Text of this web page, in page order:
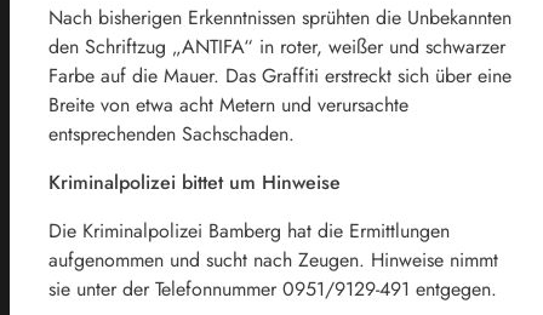
Nach bisherigen Erkenntnissen sprühten die Unbekannten
den Schriftzug „ANTIFA“ in roter, weißer und schwarzer
Farbe auf die Mauer. Das Graffiti erstreckt sich über eine
Breite von etwa acht Metern und verursachte
entsprechenden Sachschaden.
Kriminalpolizei bittet um Hinweise
Die Kriminalpolizei Bamberg hat die Ermittlungen
aufgenommen und sucht nach Zeugen. Hinweise nimmt
sie unter der Telefonnummer 0951/9129-491 entgegen.